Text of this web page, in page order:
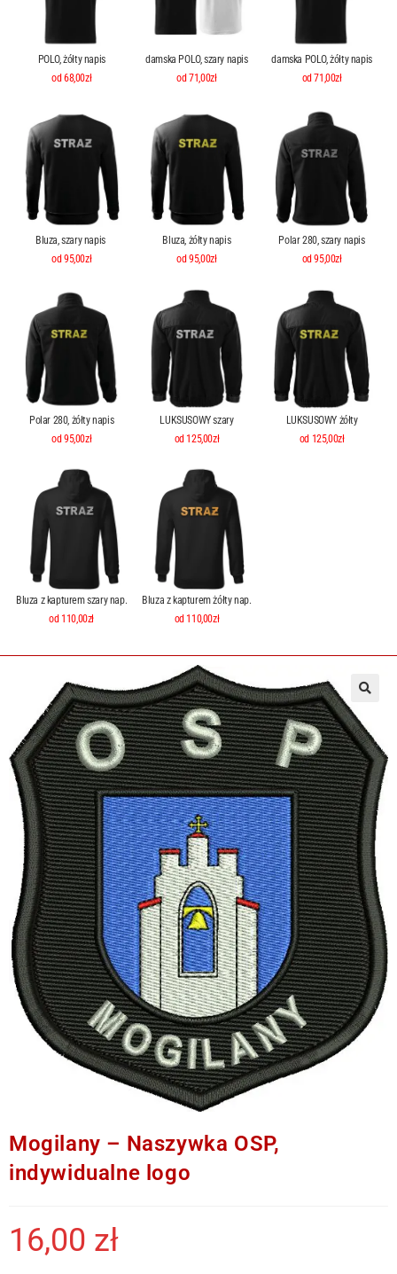
POLO, żółty napis
od 68,00zł
damska POLO, szary napis
od 71,00zł
damska POLO, żółty napis
od 71,00zł
Bluza, szary napis
od 95,00zł
Bluza, żółty napis
od 95,00zł
Polar 280, szary napis
od 95,00zł
Polar 280, żółty napis
od 95,00zł
LUKSUSOWY szary
od 125,00zł
LUKSUSOWY żółty
od 125,00zł
Bluza z kapturem szary nap.
od 110,00zł
Bluza z kapturem żółty nap.
od 110,00zł
Mogilany – Naszywka OSP,
indywidualne logo
16,00 zł